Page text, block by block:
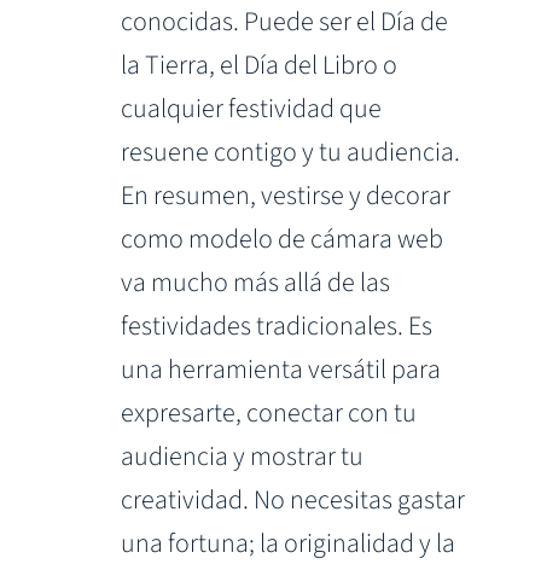
conocidas. Puede ser el Día de
la Tierra, el Día del Libro o
cualquier festividad que
resuene contigo y tu audiencia.
En resumen, vestirse y decorar
como modelo de cámara web
va mucho más allá de las
festividades tradicionales. Es
una herramienta versátil para
expresarte, conectar con tu
audiencia y mostrar tu
creatividad. No necesitas gastar
una fortuna; la originalidad y la